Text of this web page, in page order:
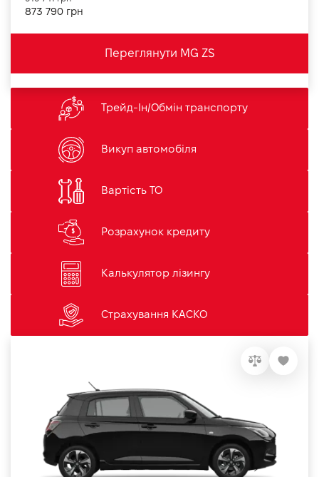
873 790 грн
Переглянути MG ZS
Трейд-Ін/Обмін транспорту
Викуп автомобіля
Вартість ТО
Розрахунок кредиту
Калькулятор лізингу
Страхування КАСКО